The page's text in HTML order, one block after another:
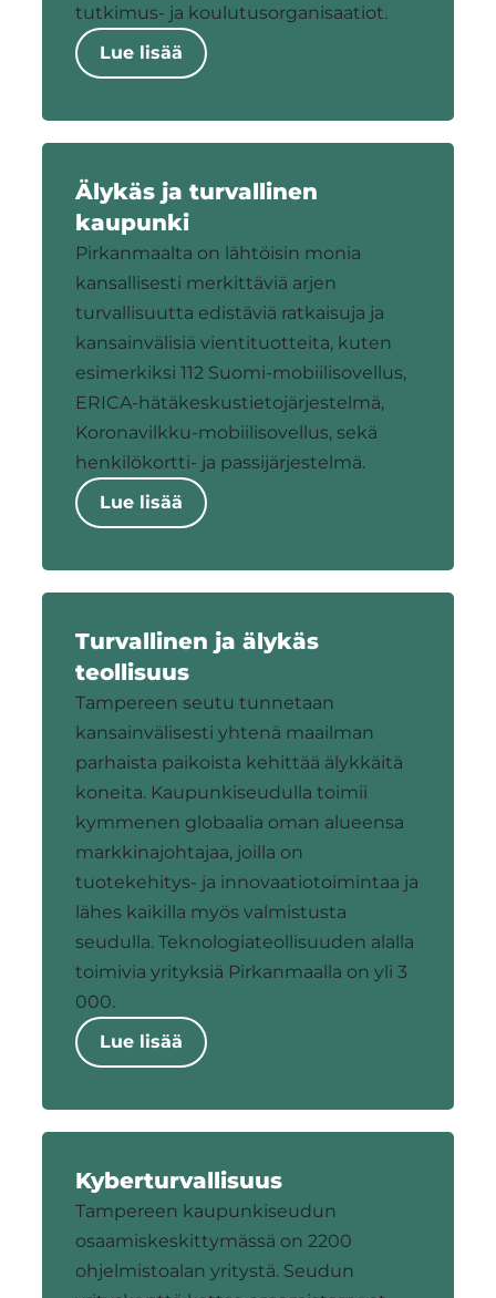
tutkimus- ja koulutusorganisaatiot.
Lue lisää
Älykäs ja turvallinen
kaupunki
Pirkanmaalta on lähtöisin monia
kansallisesti merkittäviä arjen
turvallisuutta edistäviä ratkaisuja ja
kansainvälisiä vientituotteita, kuten
esimerkiksi 112 Suomi-mobiilisovellus,
ERICA-hätäkeskustietojärjestelmä,
Koronavilkku-mobiilisovellus, sekä
henkilökortti- ja passijärjestelmä.
Lue lisää
Turvallinen ja älykäs
teollisuus
Tampereen seutu tunnetaan
kansainvälisesti yhtenä maailman
parhaista paikoista kehittää älykkäitä
koneita. Kaupunkiseudulla toimii
kymmenen globaalia oman alueensa
markkinajohtajaa, joilla on
tuotekehitys- ja innovaatiotoimintaa ja
lähes kaikilla myös valmistusta
seudulla. Teknologiateollisuuden alalla
toimivia yrityksiä Pirkanmaalla on yli 3
000.
Lue lisää
Kyberturvallisuus
Tampereen kaupunkiseudun
osaamiskeskittymässä on 2200
ohjelmistoalan yritystä. Seudun